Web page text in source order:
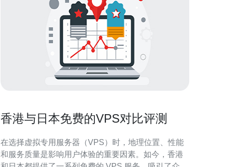
香港与日本免费的VPS对比评测
在选择虚拟专用服务器（VPS）时，地理位置、性能
和服务质量是影响用户体验的重要因素。如今，香港